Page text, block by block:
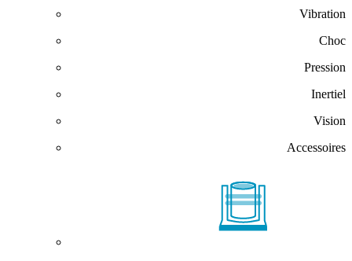
Vibration
Choc
Pression
Inertiel
Vision
Accessoires